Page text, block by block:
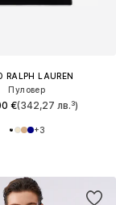
RALPH LAUREN
Пуловер
€(342,27 лв.³)
+3